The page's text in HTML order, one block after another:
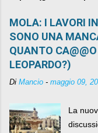
MOLA: I LAVORI
SONO UNA
QUANTO
LEOPARDO?)
Di Mancio - maggio 09,
La